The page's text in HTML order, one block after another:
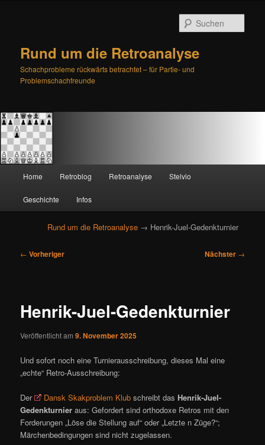
Rund um die Retroanalyse
Schachprobleme rückwärts betrachtet – für Partie- und
Problemschachfreunde
Zum
primären
Inhalt
springen
Zum
sekundären
Inhalt
springen
Home Retroblog Retroanalyse Stelvio
Geschichte Infos
Rund um die Retroanalyse → Henrik-Juel-Gedenkturnier
B
a
s
a
v
g
a
t
i
← Vorheriger Nächster →
Henrik-Juel-Gedenkturnier
Veröffentlicht am9. November 2025
Und sofort noch eine Turnierausschreibung, dieses Mal eine
„echte“ Retro-Ausschreibung:
Der Dansk Skakproblem Klub schreibt das Henrik-Juel-
Gedenkturnier aus: Gefordert sind orthodoxe Retros mit den
Forderungen „Löse die Stellung auf“ oder „Letzte n Züge?“;
Märchenbedingungen sind nicht zugelassen.